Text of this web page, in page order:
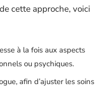
cette approche, voici
à la fois aux aspects
ou psychiques.
afin d’ajuster les soins